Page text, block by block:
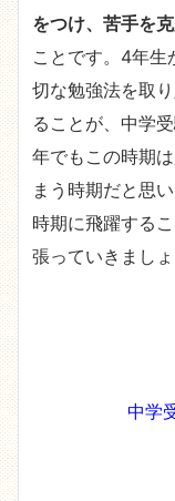
をつけ、苦手を
ことです。4年生
切な勉強法を取
ることが、中学
年でもこの時期
まう時期だと思
時期に飛躍する
張っていきまし
中学